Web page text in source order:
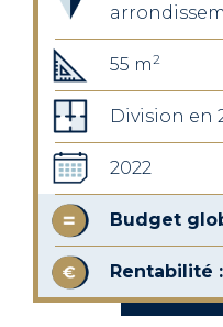
55 m2
Division en
2022
Budget
Rentabilité :